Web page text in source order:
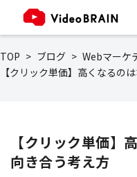
TOP ブログ
Webマーケ
【クリック単価】高くなるの
【クリック単価】
向き合う考え方